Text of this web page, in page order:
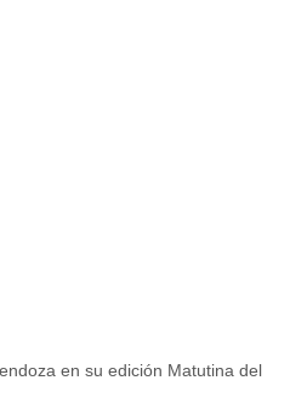
en su edición Matutina del